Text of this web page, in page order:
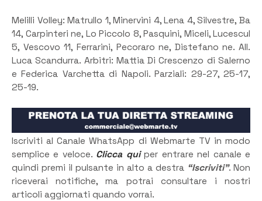
Melilli Volley: Matrullo 1, Minervini 4, Lena 4, Silvestre, Ba
14, Carpinteri ne, Lo Piccolo 8, Pasquini, Miceli, Lucescul
5, Vescovo 11, Ferrarini, Pecoraro ne, Distefano ne. All.
Luca Scandurra. Arbitri: Mattia Di Crescenzo di Salerno
e Federica Varchetta di Napoli. Parziali: 29-27, 25-17,
25-19.
Iscriviti al Canale WhatsApp di Webmarte TV in modo
semplice e veloce. Clicca quiper entrare nel canale e
quindi premi il pulsante in alto a destra “Iscriviti”. Non
riceverai notifiche, ma potrai consultare i nostri
articoli aggiornati quando vorrai.